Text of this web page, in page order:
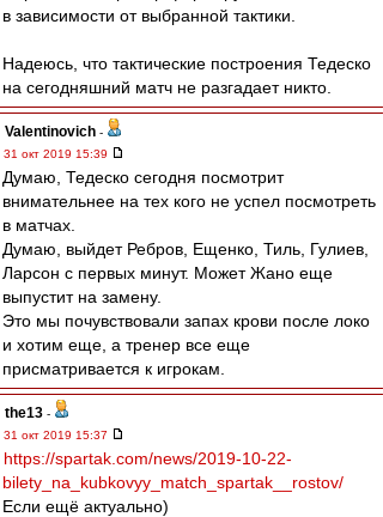
в зависимости от выбранной тактики.
Надеюсь, что тактические построения Тедеско
на сегодняшний матч не разгадает никто.
Valentinovich -
31 окт 2019 15:39
Думаю, Тедеско сегодня посмотрит
внимательнее на тех кого не успел посмотреть
в матчах.
Думаю, выйдет Ребров, Ещенко, Тиль, Гулиев,
Ларсон с первых минут. Может Жано еще
выпустит на замену.
Это мы почувствовали запах крови после локо
и хотим еще, а тренер все еще
присматривается к игрокам.
the13 -
31 окт 2019 15:37
https://spartak.com/news/2019-10-22-
bilety_na_kubkovyy_match_spartak__rostov/
Если ещё актуально)